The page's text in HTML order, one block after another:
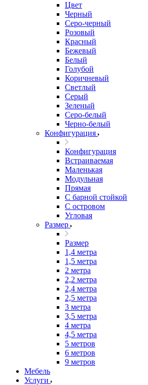
Цвет
Черный
Серо-черный
Розовый
Красный
Бежевый
Белый
Голубой
Коричневый
Светлый
Серый
Зеленый
Серо-белый
Черно-белый
Конфигурация
Конфигурация
Встраиваемая
Маленькая
Модульная
Прямая
С барной стойкой
С островом
Угловая
Размер
Размер
1,4 метра
1,5 метра
2 метра
2,2 метра
2,4 метра
2,5 метра
3 метра
3,5 метра
4 метра
4,5 метра
5 метров
6 метров
9 метров
Мебель
Услуги